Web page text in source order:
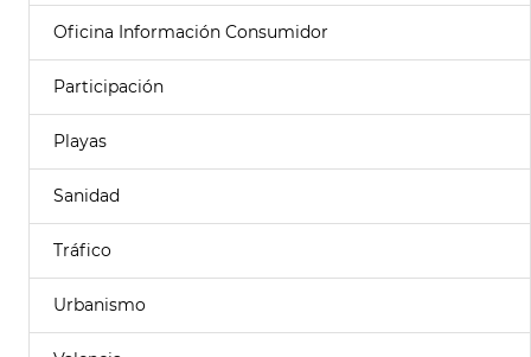
Oficina Información Consumidor
Participación
Playas
Sanidad
Tráfico
Urbanismo